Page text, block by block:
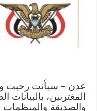
عدن – سبأنت رحبت
المغتربين،
والصديقة والمنظمات